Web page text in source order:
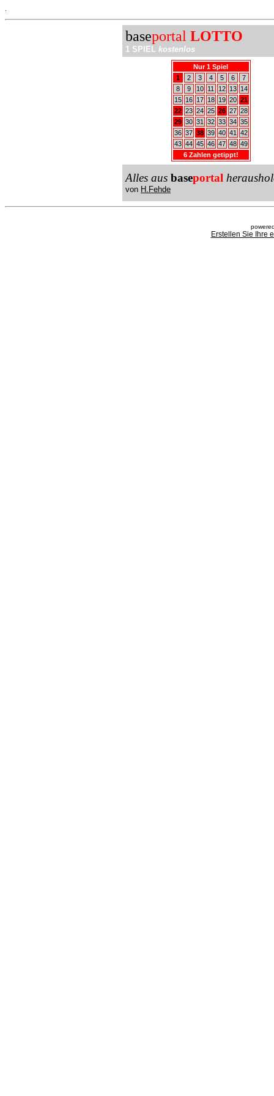
baseportal LOTTO
1 SPIEL kostenlos
Nur 1 Spiel
1
2 3 4 5 6
7
8
9 10 11 12 13
14
15
16 17 18 19 20 21
22 23 24 25 26 27 28
29 30 31 32 33 34 35
36 37 38 39 40 41
42
43 44 45 46 47 48 49
6 Zahlen getippt!
Alles aus baseportal
von H.Fehde
Erstellen Sie Ihre